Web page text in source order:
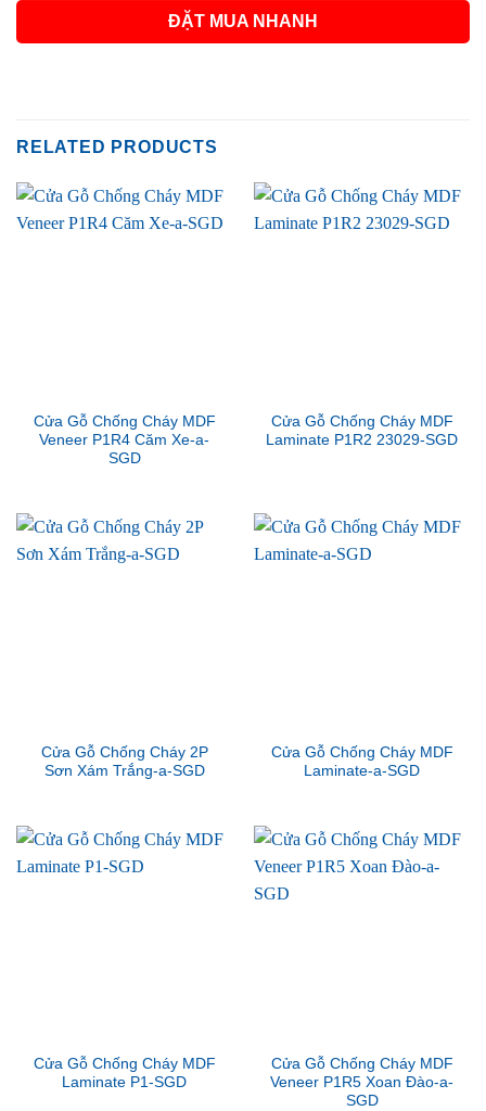
ĐẶT MUA NHANH
RELATED PRODUCTS
Cửa Gỗ Chống Cháy MDF
Veneer P1R4 Căm Xe-a-
SGD
Cửa Gỗ Chống Cháy MDF
Laminate P1R2 23029-SGD
Cửa Gỗ Chống Cháy 2P
Sơn Xám Trắng-a-SGD
Cửa Gỗ Chống Cháy MDF
Laminate-a-SGD
Cửa Gỗ Chống Cháy MDF
Laminate P1-SGD
Cửa Gỗ Chống Cháy MDF
Veneer P1R5 Xoan Đào-a-
SGD